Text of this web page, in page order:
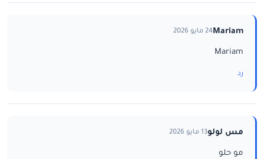
Mariam24 مايو 2026
Mariam
رد
مس لولو13 مايو 2026
مو حلو